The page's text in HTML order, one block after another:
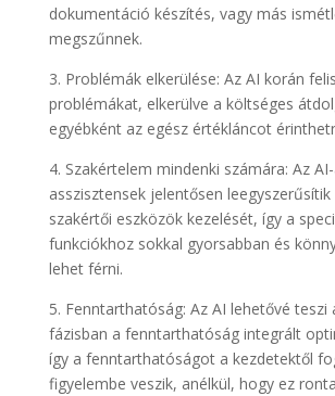
dokumentáció készítés, vagy más
megszűnnek.
3. Problémák elkerülése: Az AI korán
problémákat, elkerülve a költséges
egyébként az egész értékláncot
4. Szakértelem mindenki számára: Az
asszisztensek jelentősen
szakértői eszközök kezelését, így a
funkciókhoz sokkal gyorsabban és
lehet férni.
5. Fenntarthatóság: Az AI lehetővé teszi
fázisban a fenntarthatóság integrált
így a fenntarthatóságot a kezdetektől
figyelembe veszik, anélkül, hogy ez